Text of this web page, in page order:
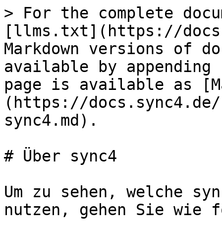
> For the complete
[llms.txt](https://
Markdown versions of
available by
page is available as
(https://
sync4.md).
# Über sync4
Um zu sehen, welche
nutzen, gehen Sie